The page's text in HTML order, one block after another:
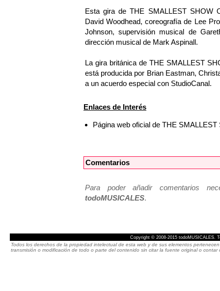
Esta gira de THE SMALLEST SHOW
David Woodhead, coreografía de Lee
Johnson, supervisión musical de
dirección musical de Mark Aspinall.
La gira británica de THE SMALLEST
está producida por Brian Eastman,
a un acuerdo especial con StudioCanal.
Enlaces de Interés
Página web oficial de THE
Comentarios
Para poder añadir comentarios
todoMUSICALES.
Copyright © 2008-2015 todoMUSICALES.
Todos los derechos de la propiedad intelectual de esta web y de sus elementos
transmisión o modificación de todo o parte del contenido sin citar la fuente original o